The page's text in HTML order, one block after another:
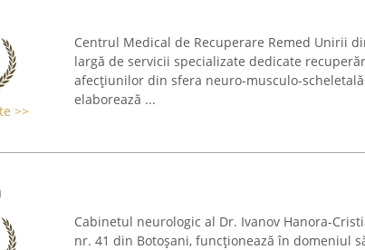
>>
Centrul Medical de Recuperare Remed Unirii
largă de servicii specializate dedicate
afecțiunilor din sfera neuro-musculo-
elaborează ...
Cabinetul neurologic al Dr. Ivanov Hanora-
nr. 41 din Botoșani, funcționează în domeniul